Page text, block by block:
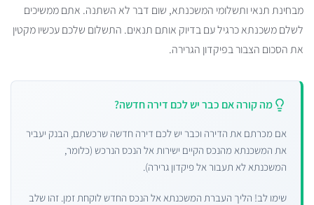
מבחינת תנאי ותשלומי המשכנתא, שום דבר לא השתנה. אתם ממשיכים
לשלם משכנתא כרגיל עם בדיוק אותם תנאים. התשלום שלכם עכשיו מקטין
את הסכום הצבור בפיקדון הגרירה.
מה קורה אם כבר יש לכם דירה חדשה?
אם מכרתם את הדירה וכבר יש לכם דירה חדשה שרכשתם, הבנק יעביר
את המשכנתא מהנכס הקיים ישירות אל הנכס הנרכש (כלומר,
המשכנתא לא תעבור אל פיקדון גרירה).
שימו לב! הליך העברת המשכנתא אל הנכס החדש לוקחת זמן. זהו שלב